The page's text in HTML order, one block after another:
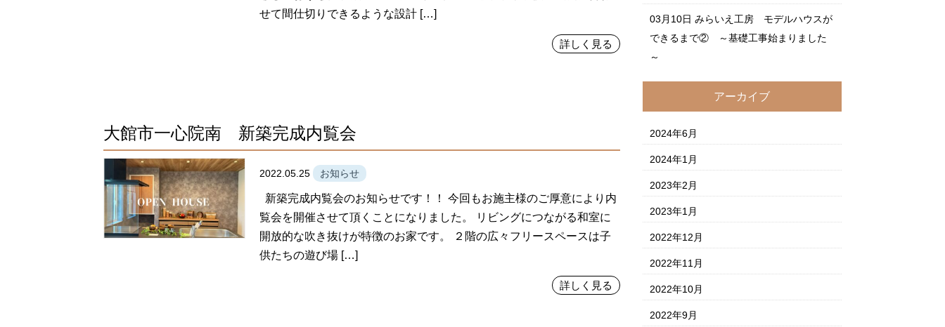
せて間仕切りできるような設計 […]
詳しく見る
大館市一心院南 新築完成内覧会
2022.05.25 お知らせ
新築完成内覧会のお知らせです！！ 今回もお施主様のご厚意により内
覧会を開催させて頂くことになりました。 リビングにつながる和室に
開放的な吹き抜けが特徴のお家です。 ２階の広々フリースペースは子
供たちの遊び場 […]
詳しく見る
03月10日 みらいえ工房 モデルハウスが
できるまで② ～基礎工事始まりました
～
アーカイブ
2024年6月
2024年1月
2023年2月
2023年1月
2022年12月
2022年11月
2022年10月
2022年9月